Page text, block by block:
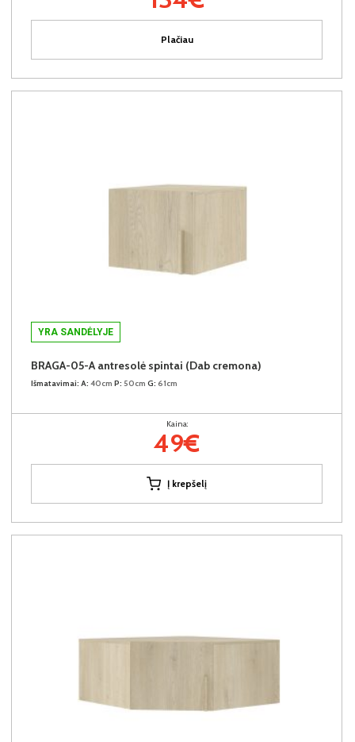
Plačiau
YRA SANDĖLYJE
BRAGA-05-A antresolė spintai (Dab cremona)
Išmatavimai: A: 40cm P: 50cm G: 61cm
Kaina:
49€
Į krepšelį